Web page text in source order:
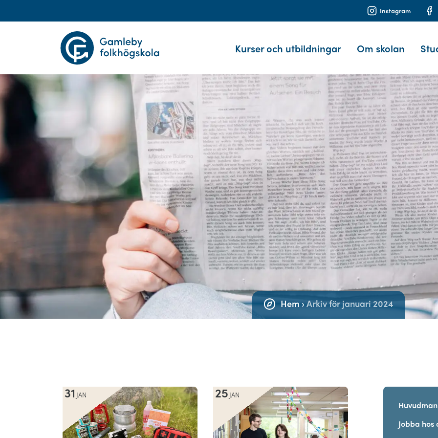
Instagram
Kurser och utbildningar Om skolan
Hem › Arkiv för januari 2024
31JAN 25JAN
Huvudman
Jobba hos